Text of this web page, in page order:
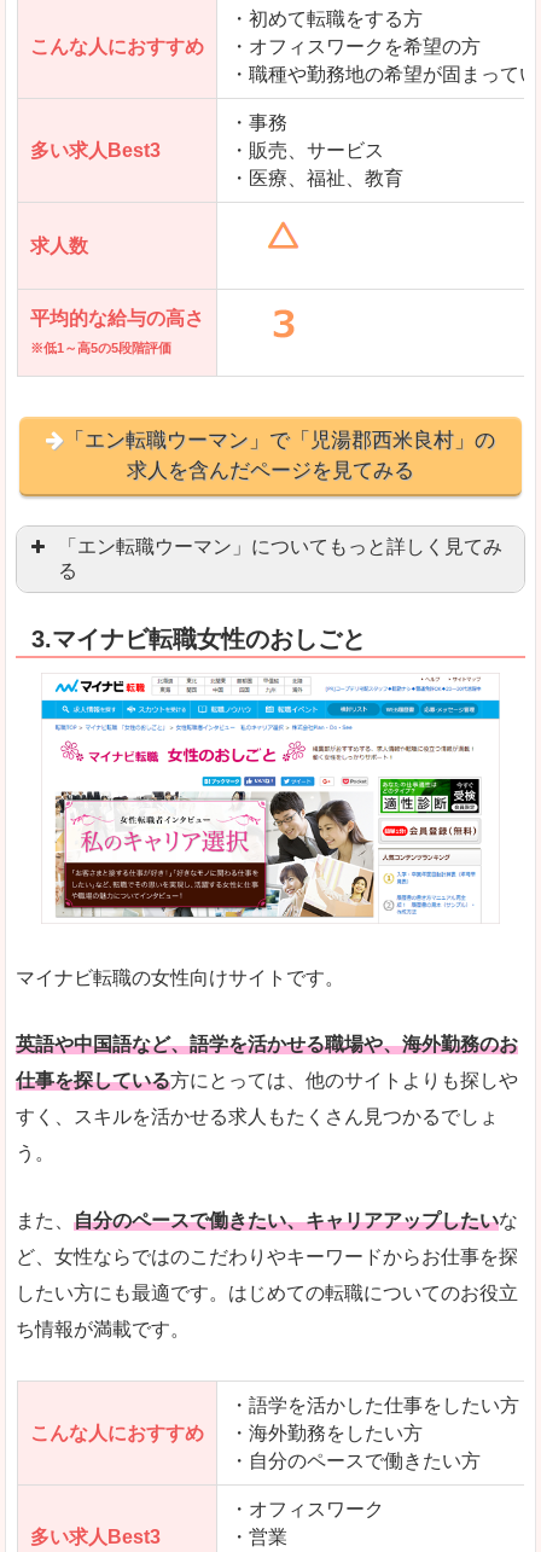
「とらばーゆ」で「児湯郡西米良村」の
求人を含んだページを見てみる
こんな人におすすめ
・初めて転職をする方
・オフィスワークを希望の方
・職種や勤務地の希望が固まって
多い求人Best3
・事務
・販売、サービス
・医療、福祉、教育
求人数
平均的な給与の高さ
※低1～高5の5段階評価
「エン転職ウーマン」で「児湯郡西米良村」の
求人を含んだページを見てみる
「エン転職ウーマン」についてもっと詳しく見てみ
る
良いところ
職種や勤務地など、すでに次のお仕事がイメージ
転職Q＆Aやノウハウが豊富なうえ、面接サポー
悪いところ
求人の掲載数が少ないです。
TOPページからこだわりや条件などをクイックに
はじめての転職や、転職活動において不安や心配
自分でうまく仕事を探せなくても、会員登録をす
人気度 「エン転職」全体として、会員数がとても多い印
多少検索しづらいのですが、掲載情報はパッと目
「エン転職ウーマン」で「児湯郡西米良村」の
3.マイナビ転職女性のおしごと
マイナビ転職の女性向けサイトです。
英語や中国語など、語学を活かせる職場や、海外勤務のお
仕事を探している方にとっては、他のサイトよりも探しや
すく、スキルを活かせる求人もたくさん見つかるでしょ
う。
また、 自分のペースで働きたい、キャリアアップしたいな
ど、女性ならではのこだわりやキーワードからお仕事を探
したい方にも最適です。はじめての転職についてのお役立
ち情報が満載です。
こんな人におすすめ
・語学を活かした仕事をしたい方
・海外勤務をしたい方
・自分のペースで働きたい方
多い求人Best3
・オフィスワーク
・営業